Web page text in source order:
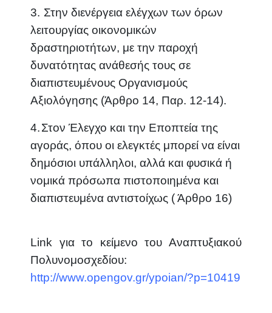
3. Στην διενέργεια ελέγχων των όρων
λειτουργίας οικονομικών
δραστηριοτήτων, με την παροχή
δυνατότητας ανάθεσής τους σε
διαπιστευμένους Οργανισμούς
Αξιολόγησης (Άρθρο 14, Παρ. 12-14).
4.Στον Έλεγχο και την Εποπτεία της
αγοράς, όπου οι ελεγκτές μπορεί να είναι
δημόσιοι υπάλληλοι, αλλά και φυσικά ή
νομικά πρόσωπα πιστοποιημένα και
διαπιστευμένα αντιστοίχως ( Άρθρο 16)
Link για το κείμενο του Αναπτυξιακού
Πολυνομοσχεδίου:
http://www.opengov.gr/ypoian/?p=10419